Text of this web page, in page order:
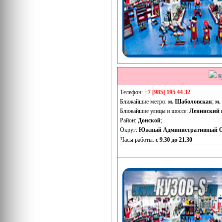
Телефон: +7 [985] 195 44 32
Ближайшие метро: м. Шаболовская; м.
Ближайшие улицы и шоссе: Ленинский
Район: Донской;
Округ: Южный Административный
Часы работы: с 9.30 до 21.30